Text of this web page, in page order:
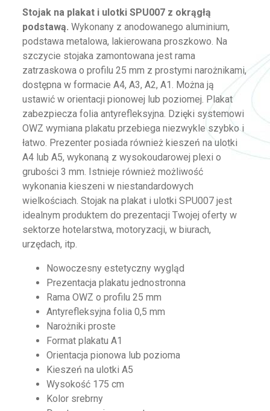
Stojak na plakat i ulotki SPU007 z okrągłą
podstawą. Wykonany z anodowanego aluminium,
podstawa metalowa, lakierowana proszkowo. Na
szczycie stojaka zamontowana jest rama
zatrzaskowa o profilu 25 mm z prostymi narożnikami,
dostępna w formacie A4, A3, A2, A1. Można ją
ustawić w orientacji pionowej lub poziomej. Plakat
zabezpiecza folia antyrefleksyjna. Dzięki systemowi
OWZ wymiana plakatu przebiega niezwykle szybko i
łatwo. Prezenter posiada również kieszeń na ulotki
A4 lub A5, wykonaną z wysokoudarowej plexi o
grubości 3 mm. Istnieje również możliwość
wykonania kieszeni w niestandardowych
wielkościach. Stojak na plakat i ulotki SPU007 jest
idealnym produktem do prezentacji Twojej oferty w
sektorze hotelarstwa, motoryzacji, w biurach,
urzędach, itp.
Nowoczesny estetyczny wygląd
Prezentacja plakatu jednostronna
Rama OWZ o profilu 25 mm
Antyrefleksyjna folia 0,5 mm
Narożniki proste
Format plakatu A1
Orientacja pionowa lub pozioma
Kieszeń na ulotki A5
Wysokość 175 cm
Kolor srebrny